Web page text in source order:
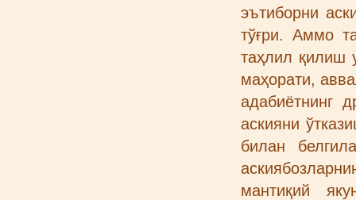
эътиборни
тўғри. Аммо
таҳлил қилиш
маҳорати,
адабиётнинг
аскияни
билан
мантиқий